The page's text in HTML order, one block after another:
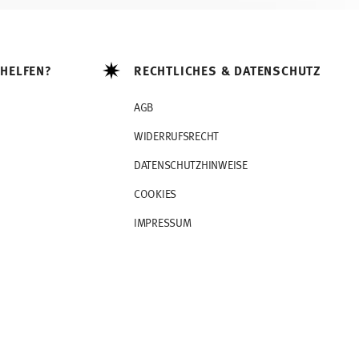
RECHTLICHES & DATENSCHUTZ
AGB
WIDERRUFSRECHT
DATENSCHUTZHINWEISE
COOKIES
IMPRESSUM